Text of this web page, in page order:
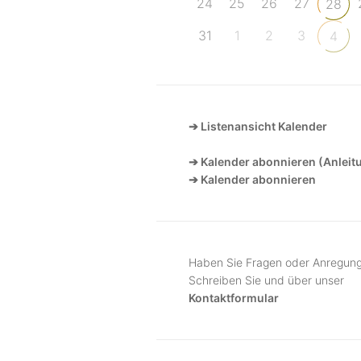
24
25 26 27 28
31
1 2 3 4
➔ Listenansicht Kalender
➔ Kalender abonnieren
➔ Kalender abonnieren
Haben Sie Fragen oder
Schreiben Sie und über unser
Kontaktformular